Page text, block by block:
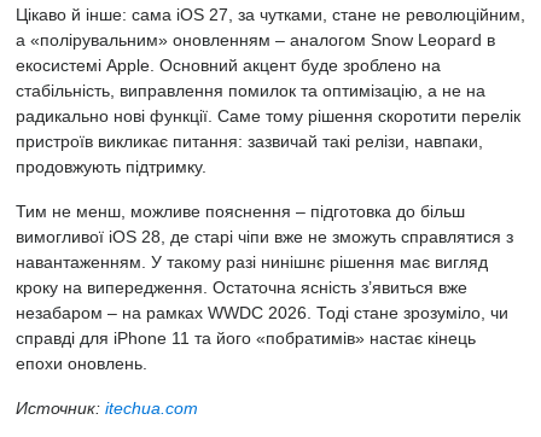
Цікаво й інше: сама iOS 27, за чутками, стане не революційним,
а «полірувальним» оновленням – аналогом Snow Leopard в
екосистемі Apple. Основний акцент буде зроблено на
стабільність, виправлення помилок та оптимізацію, а не на
радикально нові функції. Саме тому рішення скоротити перелік
пристроїв викликає питання: зазвичай такі релізи, навпаки,
продовжують підтримку.
Тим не менш, можливе пояснення – підготовка до більш
вимогливої ​​iOS 28, де старі чіпи вже не зможуть справлятися з
навантаженням. У такому разі нинішнє рішення має вигляд
кроку на випередження. Остаточна ясність з’явиться вже
незабаром – на рамках WWDC 2026. Тоді стане зрозуміло, чи
справді для iPhone 11 та його «побратимів» настає кінець
епохи оновлень.
Источник: itechua.com